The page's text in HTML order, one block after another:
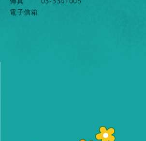
電子信箱